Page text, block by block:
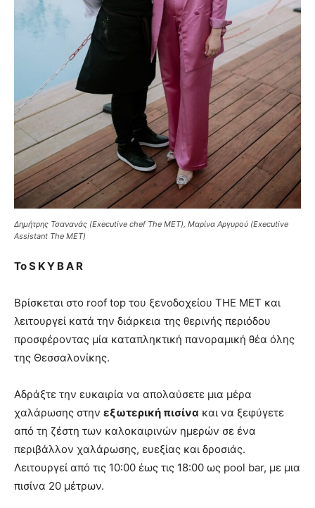
Δημήτρης Τσανανάς (Executive chef The MET), Μαρίνα Αργυρού (Executive
Assistant The MET)
Το S K Y B A R
Βρίσκεται στο roof top του ξενοδοχείου ΤΗΕ ΜΕΤ και
λειτουργεί κατά την διάρκεια της θερινής περιόδου
προσφέροντας μία καταπληκτική πανοραμική θέα όλης
της Θεσσαλονίκης.
Αδράξτε την ευκαιρία να απολαύσετε μια μέρα
χαλάρωσης στην εξωτερική πισίνα και να ξεφύγετε
από τη ζέστη των καλοκαιρινών ημερών σε ένα
περιβάλλον χαλάρωσης, ευεξίας και δροσιάς.
Λειτουργεί από τις 10:00 έως τις 18:00 ως pool bar, με μια
πισίνα 20 μέτρων.